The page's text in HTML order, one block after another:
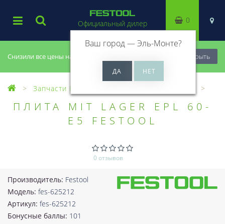
Снизили все цены на 20%, успей купить! Закрыть
Официальный дилер
Ваш город —Эль-Монте?
0
Запчасти Festool
ПЛИТА MIT LAGER EPL 60-
E5 FESTOOL
0 отзывов
Производитель: Festool
Модель: fes-625212
Артикул: fes-625212
Бонусные баллы: 101